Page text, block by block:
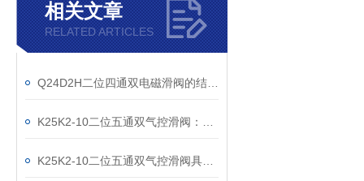
相关文章
RELATED ARTICLES